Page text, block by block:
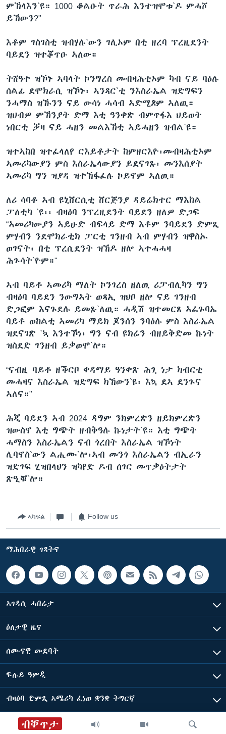
ብቐጥታ ፈነወ ትግርኛ 1900
ምኽላእን`ዩ። 1000 ቆልዑት ጥራሕ እንተዝሞቱ`ዶ ምሓሾ
ይኸውን?"
እቶም ገስገስቲ ዝብሃሉ`ውን ገሊኦም በቲ ዘረባ ፕረዚደንት
ባይደን ዝተቖጥዑ ኣለው።
ትሸዓተ ዝኾኑ ኣባላት ኮንግረስ መብዛሕቲኦም ካብ ናይ ባዕሉ
ሰልፊ ደሞክራሲ ዝኾኑ፡ ኣንጻር`ቲ ንእስራኤል ዝድግፍን
ንሓማስ ዝኹንን ናይ ውሳነ ሓሳብ ኣድሚጾም ኣለዉ።
ዝህብዎ ምኽንያት ድማ እቲ ዓንቀጽ ብምጥፋእ ህይወት
ነበርቲ ቓዛ ናይ ሓዘን መልእኽቲ ኣይሓዘን ዝብል`ዩ።
ዝተኣከበ ዝተፈላለየ ርእይቶታት ከምዘርእዮ፡መብዛሕቲኦም
ኣመሪካውያን ምስ እስራኤላውያን ይደናገጹ፡ መንእሰያት
ኣመሪካ ግን ዝያዳ ዝተኸፋፈሉ ኮይኖም ኣለዉ።
ለሪ ሳባቶ ኣብ ዩኒቨርሲቲ ቨርጅንያ ዳይሬክተር ማእከል
ፓለቲካ `ዩ፡፡ ብዛዕባ ንፕረዚደንት ባይደን ዘለዎ ድጋፍ
“ኣመሪካውያን ኣይሁድ ብፍላይ ድማ እቶም ንባይደን ድምጺ
ምሃብን ንደሞክራቲክ ፓርቲ ገንዘብ ኣብ ምሃብን ዝዋስኡ
ወገናት፡ በቲ ፕረሲደንት ዝኸዶ ዘሎ ኣተሓሓዛ
ሕጉሳት`ዮም።"
ኣብ ባይቶ ኣመሪካ ማለት ኮንገረስ ዘለዉ ሪፓብሊካን ግን
ብዛዕባ ባይደን ንውግኣት ወጻኢ ዝህቦ ዘሎ ናይ ገንዘብ
ድጋፎም እናጉደሉ ይመጹ`ለዉ። ሓዲሽ ዝተመርጸ ኣፈጉባኤ
ባይቶ ወከልቲ ኣመሪካ ማይክ ጆንሰን ንባዕሉ ምስ እስራኤል
ዝደናገጽ `ኳ እንተኾነ፡ ግን ናብ ዩክሬን ብዘይቅድመ ኩነት
ዝስደድ ገንዘብ ይቃወሞ`ሎ።
“ናብዚ ባይቶ ዘቕርቦ ቀዳማይ ዓንቀጽ ሕጊ ነታ ክብርቲ
መሓዛና እስራኤል ዝድግፍ ክኸውን`ዩ፡ እኳ ደኣ ደንጉና
ኣለና።"
ሕጂ ባይደን ኣብ 2024 ዳግም ንክምረጽን ዘይክምረጽን
ዝውስኖ እቲ ግጭት ዘብቅዓሉ ኩነታት`ዩ። እቲ ግጭት
ሓማስን እስራኤልን ናብ ጎረበት እስራኤል ዝኾነት
ሊባኖስ`ውን ልሒሙ`ሎ፡ኣብ መንጎ እስራኤልን ብኢራን
ዝድገፍ ሂዝበላህን ዝካየድ ዶብ ሰገር መጥቃዕትታት
ጽዒቑ`ሎ።
ኣካፍል Follow us
ማሕበራዊ ገጻትና
ኣገዳሲ ሓበሬታ
ዕለታዊ ዜና
ሰሙናዊ መደባት
ፍሉይ ዓምዲ
ብዛዕባ ድምጺ ኣሜሪካ ፈነወ ቋንቋ ትግርኛ
ድምጺ ኣመሪካ ብመሰል ጸሓፊ ዝተሓለወዩ።